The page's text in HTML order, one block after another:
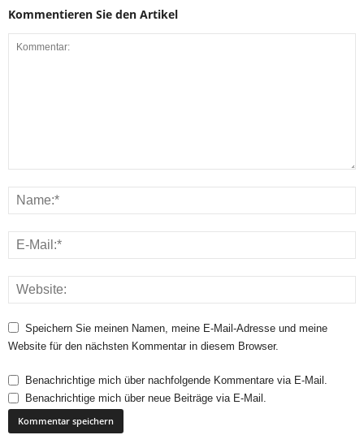
Kommentieren Sie den Artikel
Speichern Sie meinen Namen, meine E-Mail-Adresse und meine
Website für den nächsten Kommentar in diesem Browser.
Benachrichtige mich über nachfolgende Kommentare via E-Mail.
Benachrichtige mich über neue Beiträge via E-Mail.